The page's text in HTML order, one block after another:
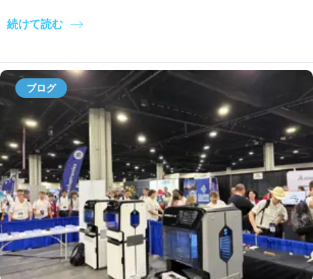
続けて読む
ブログ